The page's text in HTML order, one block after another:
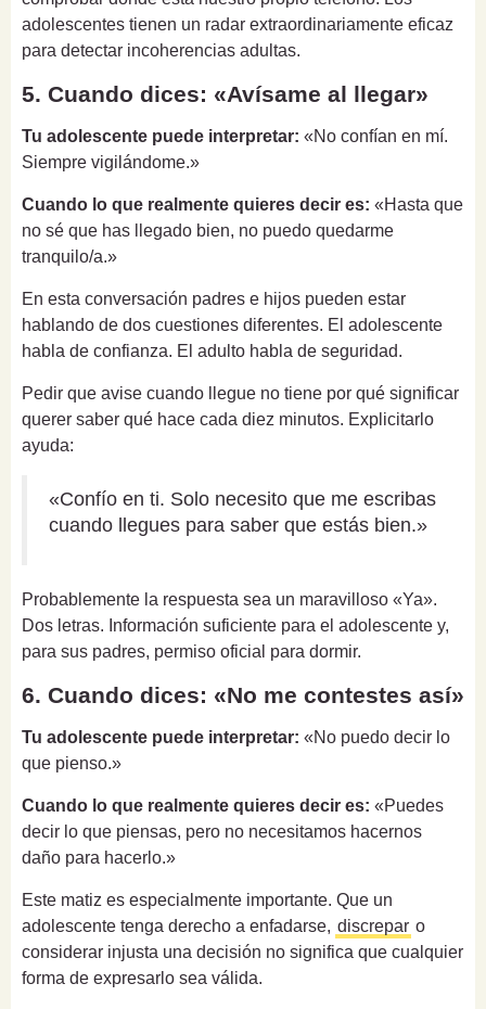
adolescentes tienen un radar extraordinariamente eficaz
para detectar incoherencias adultas.
5. Cuando dices: «Avísame al llegar»
Tu adolescente puede interpretar: «No confían en mí.
Siempre vigilándome.»
Cuando lo que realmente quieres decir es: «Hasta que
no sé que has llegado bien, no puedo quedarme
tranquilo/a.»
En esta conversación padres e hijos pueden estar
hablando de dos cuestiones diferentes. El adolescente
habla de confianza. El adulto habla de seguridad.
Pedir que avise cuando llegue no tiene por qué significar
querer saber qué hace cada diez minutos. Explicitarlo
ayuda:
«Confío en ti. Solo necesito que me escribas
cuando llegues para saber que estás bien.»
Probablemente la respuesta sea un maravilloso «Ya».
Dos letras. Información suficiente para el adolescente y,
para sus padres, permiso oficial para dormir.
6. Cuando dices: «No me contestes así»
Tu adolescente puede interpretar: «No puedo decir lo
que pienso.»
Cuando lo que realmente quieres decir es: «Puedes
decir lo que piensas, pero no necesitamos hacernos
daño para hacerlo.»
Este matiz es especialmente importante. Que un
adolescente tenga derecho a enfadarse, discrepar o
considerar injusta una decisión no significa que cualquier
forma de expresarlo sea válida.